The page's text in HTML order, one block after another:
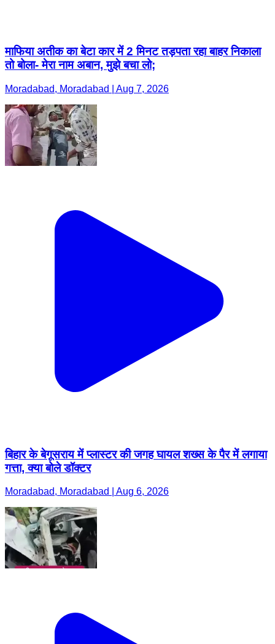
माफिया अतीक का बेटा कार में 2 मिनट तड़पता रहा बाहर निकाला
तो बोला- मेरा नाम अबान, मुझे बचा लो;
Moradabad, Moradabad | Aug 7, 2026
बिहार के बेगूसराय में प्लास्टर की जगह घायल शख्स के पैर में लगाया
गत्ता, क्या बोले डॉक्टर
Moradabad, Moradabad | Aug 6, 2026